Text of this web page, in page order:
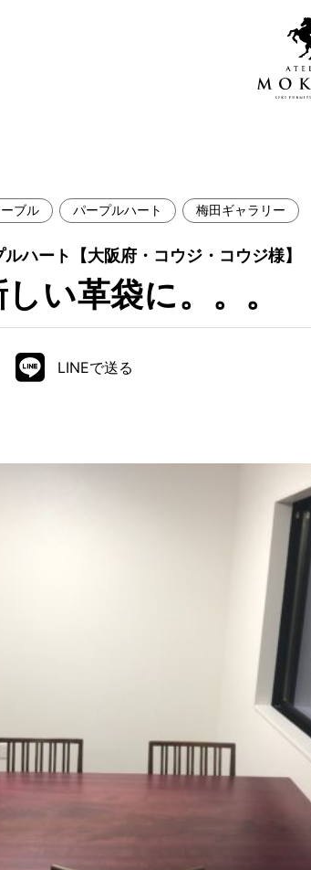
直営店
青山プレミアムギャラリー
新宿ギャラリー
【アウトレット取扱店】
アウトレット神戸店
ブル パープルハート 梅田ギャラリー
い革袋に。。。
ハート【大阪府・コウジ・コウジ様】
LINEで送る